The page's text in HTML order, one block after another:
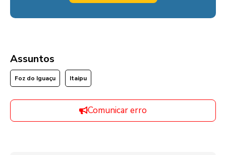
Assuntos
Foz do Iguaçu Itaipu
Comunicar erro